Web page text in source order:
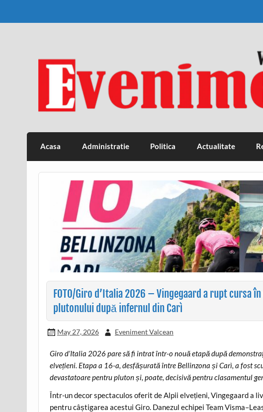
Eveniment Valcean
Acasa Administratie Politica Actualitate
FOTO/Giro d’Italia 2026 – Vingegaard a rupt cursa
plutonului după infernul din Carì
May 27, 2026 Eveniment Valcean
Giro d’Italia 2026 pare să fi intrat într-o nouă etapă după
elvețieni. Etapa a 16-a, desfășurată între Bellinzona și Carì, a fost
devastatoare pentru pluton și, poate, decisivă pentru clasamentul
Într-un decor spectaculos oferit de Alpii elvețieni, Vingegaard a
pentru câștigarea acestui Giro. Danezul echipei Team